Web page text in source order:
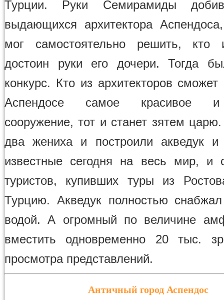
Турции. Руки Семирамиды
выдающихся архитектора
мог самостоятельно решить, кто
достоин руки его дочери. Тогда
конкурс. Кто из архитекторов сможет
Аспендосе самое красивое и
сооружение, тот и станет зятем
два жениха и построили акведук и
известные сегодня на весь мир, и
туристов, купивших туры из
Турцию. Акведук полностью
водой. А огромный по величине
вместить одновременно 20 тыс.
просмотра представлений.
Античный город Аспендос